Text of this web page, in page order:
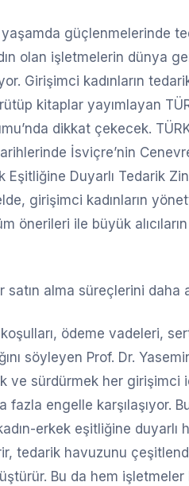
yaşamda güçlenmelerinde
olan işletmelerin dünya
Girişimci kadınların
kitaplar yayımlayan
dikkat çekecek.
İsviçre’nin
Duyarlı Tedarik
girişimci kadınların
önerileri ile büyük
satın alma süreçlerini
ödeme vadeleri,
söyleyen Prof. Dr.
ve sürdürmek her
fazla engelle karşılaşıyor.
erkek eşitliğine duyarlı
tedarik havuzunu
Bu da hem